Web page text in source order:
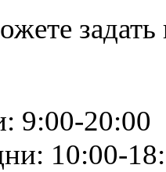
9:00-20:00
10:00-